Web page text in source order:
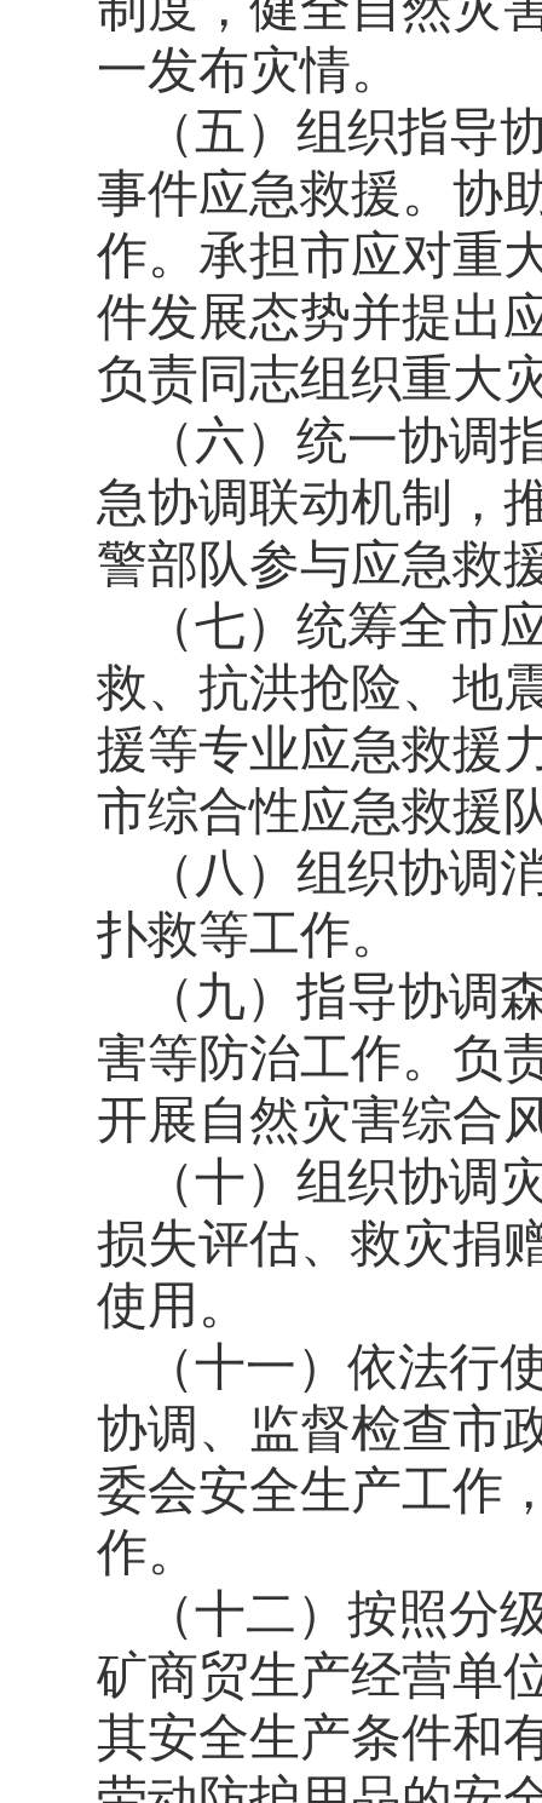
一发布灾情。
（五）组织指导
事件应急救援。协
作。承担市应对重
件发展态势并提出
负责同志组织重大
（六）统一协调
急协调联动机制，
警部队参与应急救
（七）统筹全市
救、抗洪抢险、地
援等专业应急救援
市综合性应急救援
（八）组织协调
扑救等工作。
（九）指导协调
害等防治工作。负
开展自然灾害综合
（十）组织协调
损失评估、救灾捐
使用。
（十一）依法行
协调、监督检查市
委会安全生产工作
作。
（十二）按照分
矿商贸生产经营单
其安全生产条件和